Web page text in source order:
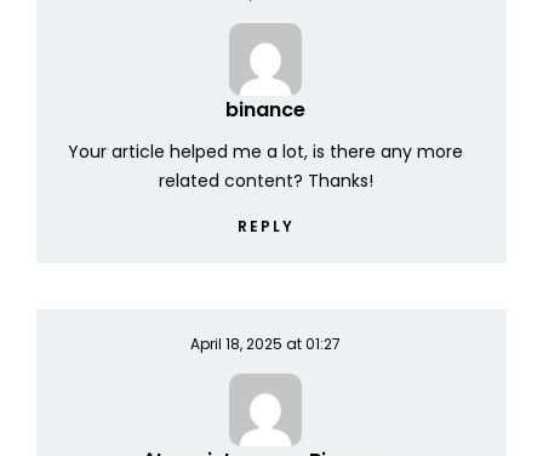
binance
Your article helped me a lot, is there any more
related content? Thanks!
REPLY
April 18, 2025 at 01:27